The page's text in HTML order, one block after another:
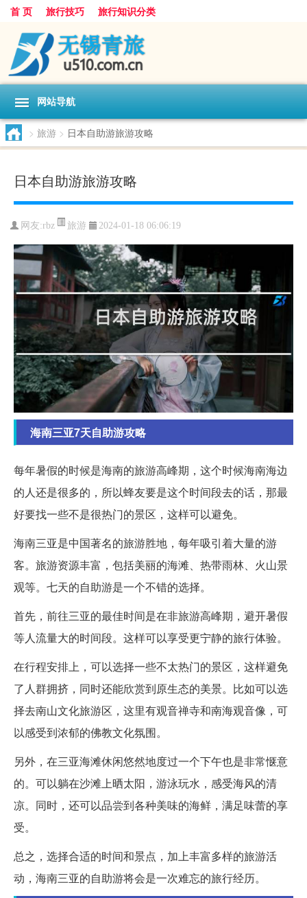
首 页 旅行技巧 旅行知识分类
网站导航
> 旅游 > 日本自助游旅游攻略
日本自助游旅游攻略
网友:rbz 旅游 2024-01-18 06:06:19
海南三亚7天自助游攻略
每年暑假的时候是海南的旅游高峰期，这个时候海南海边
的人还是很多的，所以蜂友要是这个时间段去的话，那最
好要找一些不是很热门的景区，这样可以避免。
海南三亚是中国著名的旅游胜地，每年吸引着大量的游
客。旅游资源丰富，包括美丽的海滩、热带雨林、火山景
观等。七天的自助游是一个不错的选择。
首先，前往三亚的最佳时间是在非旅游高峰期，避开暑假
等人流量大的时间段。这样可以享受更宁静的旅行体验。
在行程安排上，可以选择一些不太热门的景区，这样避免
了人群拥挤，同时还能欣赏到原生态的美景。比如可以选
择去南山文化旅游区，这里有观音禅寺和南海观音像，可
以感受到浓郁的佛教文化氛围。
另外，在三亚海滩休闲悠然地度过一个下午也是非常惬意
的。可以躺在沙滩上晒太阳，游泳玩水，感受海风的清
凉。同时，还可以品尝到各种美味的海鲜，满足味蕾的享
受。
总之，选择合适的时间和景点，加上丰富多样的旅游活
动，海南三亚的自助游将会是一次难忘的旅行经历。